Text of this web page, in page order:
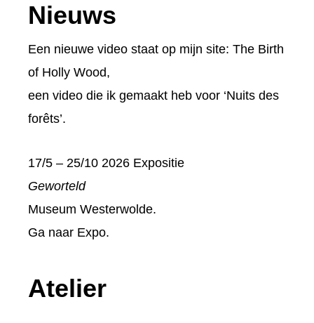
Footer
Nieuws
Een nieuwe video staat op mijn site: The Birth
of Holly Wood,
een video die ik gemaakt heb voor ‘Nuits des
forêts’.
17/5 – 25/10 2026 Expositie
Geworteld
Museum Westerwolde.
Ga naar Expo.
Atelier